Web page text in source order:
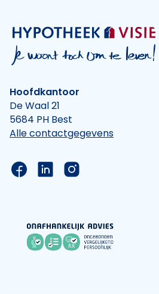
Hoofdkantoor
De Waal 21
5684 PH Best
Alle contactgegevens
Link naar de Facebook
Link naar de LinkedIn
Link naar de